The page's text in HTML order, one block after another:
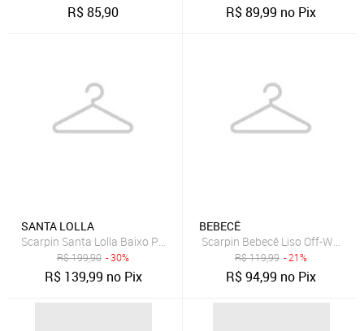
R$85,90 R$89,99 no Pix
SANTA LOLLA
Scarpin Santa Lolla Baixo Preto
R$199,90 - 30%
R$ 139,99 no Pix
BEBECÊ
Scarpin Bebecê Liso Off-White
R$119,99 - 21%
R$94,99 no Pix